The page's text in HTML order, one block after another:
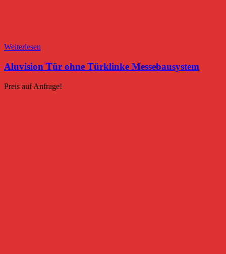
Weiterlesen
Aluvision Tür ohne Türklinke Messebausystem
Preis auf Anfrage!